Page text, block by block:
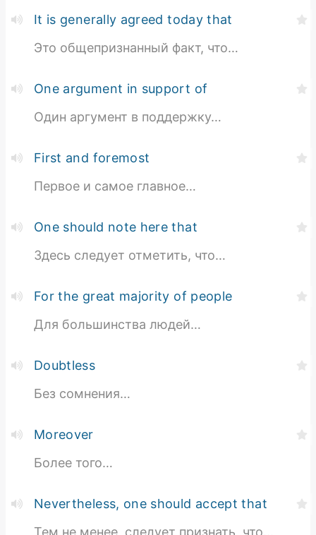
It is generally agreed today that
Это общепризнанный факт, что…
One argument in support of
Один аргумент в поддержку…
First and foremost
Первое и самое главное…
One should note here that
Здесь следует отметить, что…
For the great majority of people
Для большинства людей…
Doubtless
Без сомнения…
Moreover
Более того…
Nevertheless, one should accept that
Тем не менее, следует признать, что…